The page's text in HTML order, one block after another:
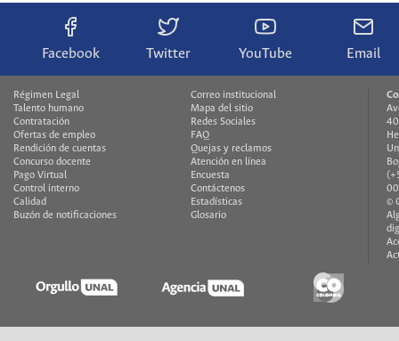
Facebook Twitter YouTube Email
Régimen Legal
Talento humano
Contratación
Ofertas de empleo
Rendición de cuentas
Concurso docente
Pago Virtual
Control interno
Calidad
Buzón de notificaciones
Correo institucional
Mapa del sitio
Redes Sociales
FAQ
Quejas y reclamos
Atención en línea
Encuesta
Contáctenos
Estadísticas
Glosario
©